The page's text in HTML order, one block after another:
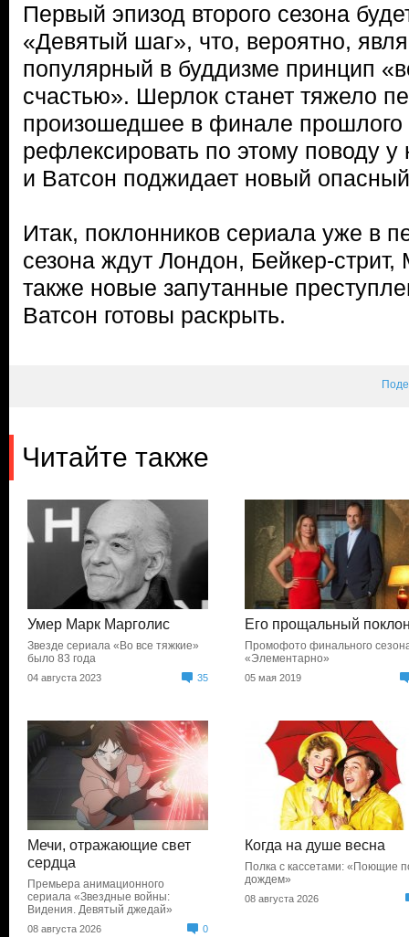
Первый эпизод второго сезона
«Девятый шаг», что, вероятно,
популярный в буддизме принцип
счастью». Шерлок станет тяжело
произошедшее в финале прошлого
рефлексировать по этому поводу у
и Ватсон поджидает новый
Итак, поклонников сериала уже в
сезона ждут Лондон, Бейкер-
также новые запутанные
Ватсон готовы раскрыть.
Читайте также
Умер Марк Марголис
Звезде сериала «Во все тяжкие»
было 83 года
04 августа 2023 35
Его прощальный
Промофото финального
«Элементарно»
05 мая 2019
Мечи, отражающие свет
сердца
Премьера анимационного
сериала «Звездные войны:
Видения. Девятый джедай»
08 августа 2026 0
Когда на душе весна
Полка с кассетами: «Поющие
дождем»
08 августа 2026